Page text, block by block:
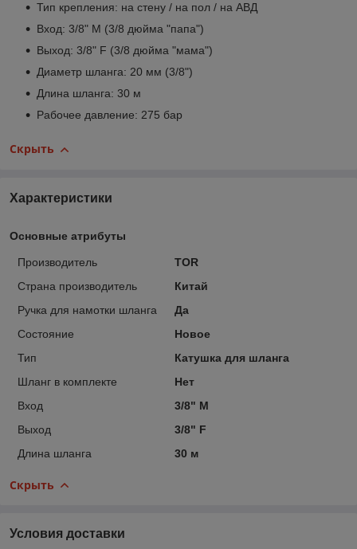
Тип крепления: на стену / на пол / на АВД
Вход: 3/8" M (3/8 дюйма "папа")
Выход: 3/8" F (3/8 дюйма "мама")
Диаметр шланга: 20 мм (3/8")
Длина шланга: 30 м
Рабочее давление: 275 бар
Скрыть
Характеристики
Основные атрибуты
Производитель
TOR
Страна производитель
Китай
Ручка для намотки шланга
Да
Состояние
Новое
Тип
Катушка для шланга
Шланг в комплекте
Нет
Вход
3/8" M
Выход
3/8" F
Длина шланга
30 м
Скрыть
Условия доставки